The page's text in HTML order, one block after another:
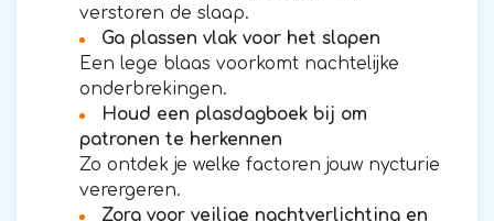
verstoren de slaap.
Ga plassen vlak voor het slapen
Een lege blaas voorkomt nachtelijke
onderbrekingen.
Houd een plasdagboek bij om
patronen te herkennen
Zo ontdek je welke factoren jouw nycturie
verergeren.
Zorg voor veilige nachtverlichting en